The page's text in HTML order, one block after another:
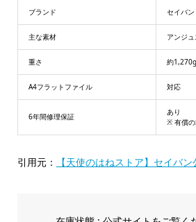
ブランド セイバン
主な素材 アンジ
重さ 約1,270g
A4フラットファイル 対応
6年間修理保証
あり
※ 有償の
引用元： 【天使のはねストア】セイバン